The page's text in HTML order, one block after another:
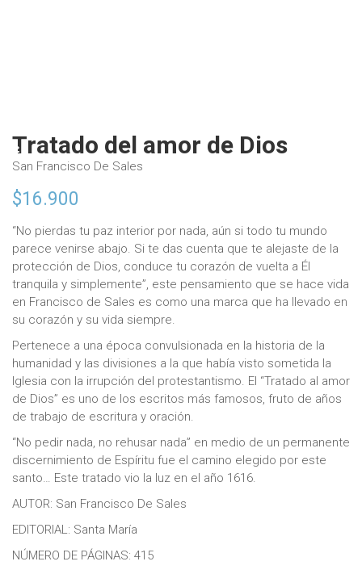
Tratado del amor de Dios
San Francisco De Sales
$16.900
“No pierdas tu paz interior por nada, aún si todo tu mundo
parece venirse abajo. Si te das cuenta que te alejaste de la
protección de Dios, conduce tu corazón de vuelta a Él
tranquila y simplemente”, este pensamiento que se hace vida
en Francisco de Sales es como una marca que ha llevado en
su corazón y su vida siempre.
Pertenece a una época convulsionada en la historia de la
humanidad y las divisiones a la que había visto sometida la
Iglesia con la irrupción del protestantismo. El “Tratado al amor
de Dios” es uno de los escritos más famosos, fruto de años
de trabajo de escritura y oración.
“No pedir nada, no rehusar nada” en medio de un permanente
discernimiento de Espíritu fue el camino elegido por este
santo… Este tratado vio la luz en el año 1616.
AUTOR: San Francisco De Sales
EDITORIAL: Santa María
NÚMERO DE PÁGINAS: 415